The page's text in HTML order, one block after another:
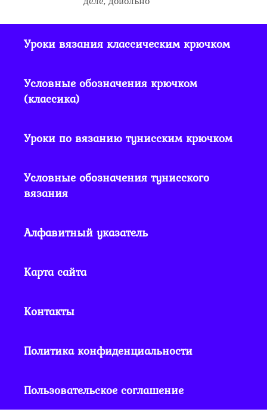
Уроки вязания классическим крючком
Условные обозначения крючком
(классика)
Уроки по вязанию тунисским крючком
Условные обозначения тунисского
вязания
Алфавитный указатель
Карта сайта
Контакты
Политика конфиденциальности
Пользовательское соглашение